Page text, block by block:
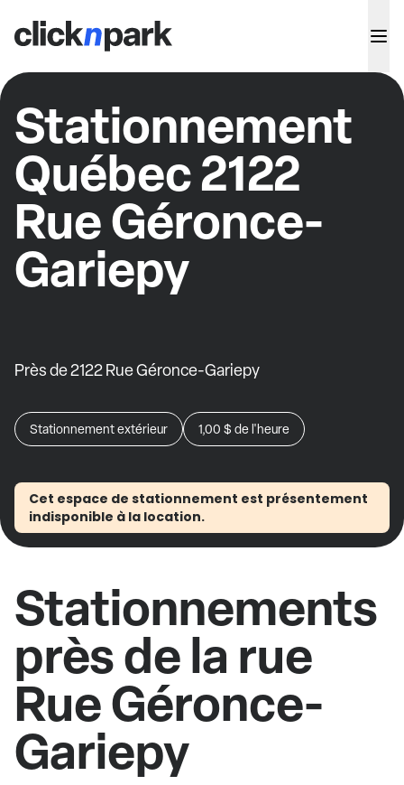
Stationnement
Québec 2122
Rue Géronce-
Gariepy
Près de 2122 Rue Géronce-Gariepy
Stationnement extérieur 1,00 $ de l'heure
Cet espace de stationnement est présentement
indisponible à la location.
Stationnements
près de la rue
Rue Géronce-
Gariepy